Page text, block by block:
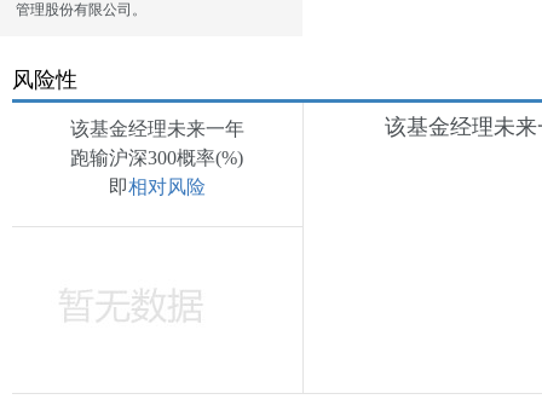
管理股份有限公司。
风险性
该基金经理未来一年
跑输沪深300概率(%)
即相对风险
该基金经理未